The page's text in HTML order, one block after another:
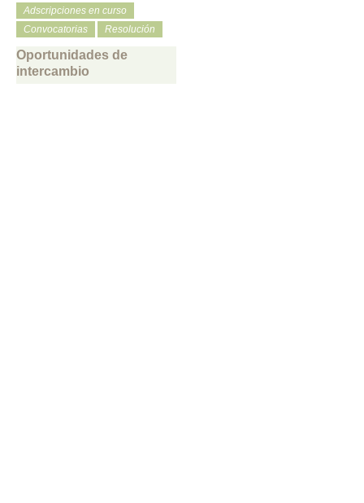
Adscripciones en curso
Convocatorias
Resolución
Oportunidades de
intercambio